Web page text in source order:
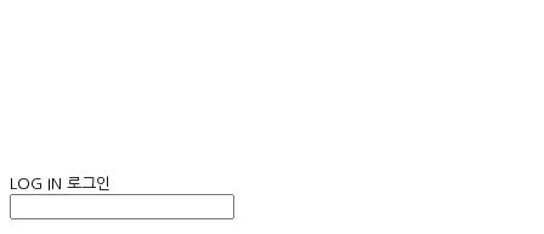
LOG IN 로그인